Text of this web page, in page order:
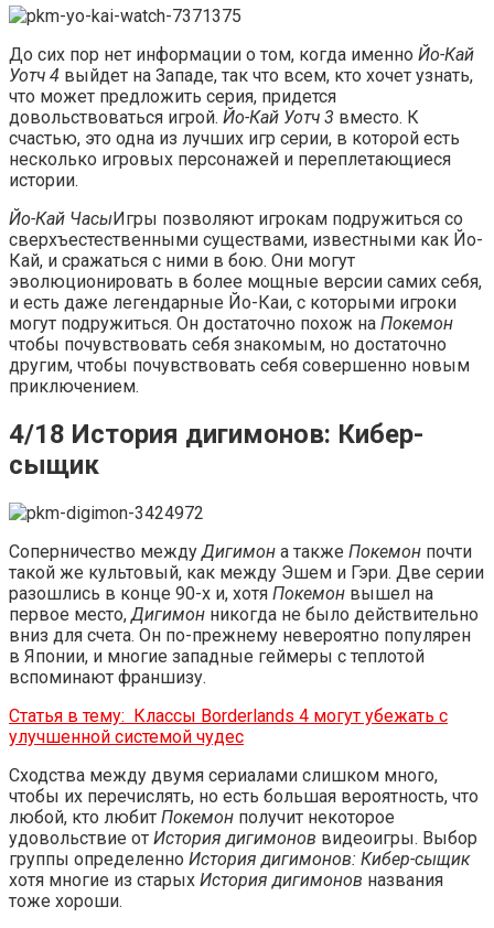
До сих пор нет информации о том, когда именно Йо-Кай
Уотч 4 выйдет на Западе, так что всем, кто хочет узнать,
что может предложить серия, придется
довольствоваться игрой. Йо-Кай Уотч 3 вместо. К
счастью, это одна из лучших игр серии, в которой есть
несколько игровых персонажей и переплетающиеся
истории.
Йо-Кай ЧасыИгры позволяют игрокам подружиться со
сверхъестественными существами, известными как Йо-
Кай, и сражаться с ними в бою. Они могут
эволюционировать в более мощные версии самих себя,
и есть даже легендарные Йо-Каи, с которыми игроки
могут подружиться. Он достаточно похож на Покемон
чтобы почувствовать себя знакомым, но достаточно
другим, чтобы почувствовать себя совершенно новым
приключением.
4/18 История дигимонов: Кибер-
сыщик
Соперничество междуДигимон а также Покемон почти
такой же культовый, как между Эшем и Гэри. Две серии
разошлись в конце 90-х и, хотя Покемон вышел на
первое место,Дигимон никогда не было действительно
вниз для счета. Он по-прежнему невероятно популярен
в Японии, и многие западные геймеры с теплотой
вспоминают франшизу.
Статья в тему: Классы Borderlands 4 могут убежать с
улучшенной системой чудес
Сходства между двумя сериалами слишком много,
чтобы их перечислять, но есть большая вероятность, что
любой, кто любит Покемон получит некоторое
удовольствие от История дигимонов видеоигры. Выбор
группы определенно История дигимонов: Кибер-сыщик
хотя многие из старых История дигимонов названия
тоже хороши.